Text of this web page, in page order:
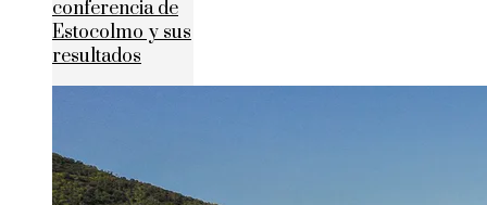
conferencia de
Estocolmo y sus
resultados